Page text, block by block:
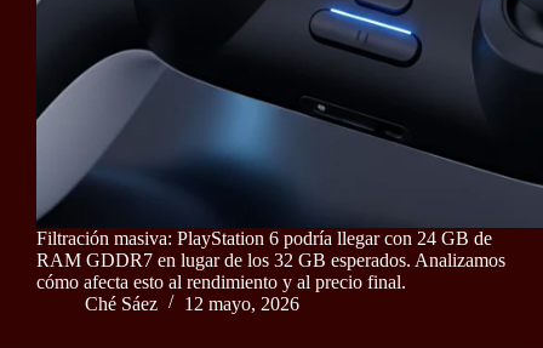
Filtración masiva: PlayStation 6 podría llegar con 24 GB de
RAM GDDR7 en lugar de los 32 GB esperados. Analizamos
cómo afecta esto al rendimiento y al precio final.
Ché Sáez
12 mayo, 2026